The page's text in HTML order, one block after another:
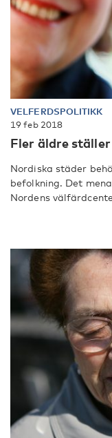
VELFERDSPOLITIKK
19 feb 2018
Fler äldre
Nordiska städer
befolkning. Det
Nordens